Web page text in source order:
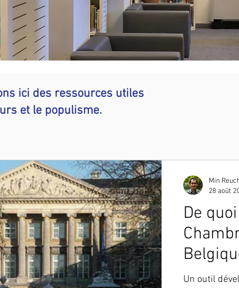
ici des ressources utiles
et le populisme.
De
Un outil
Min
28 août